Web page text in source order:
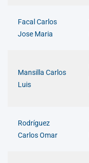
Facal Carlos
Jose Maria
Mansilla Carlos
Luis
Rodríguez
Carlos Omar